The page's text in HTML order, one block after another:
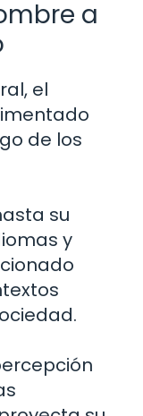
a
el
de los
su
y